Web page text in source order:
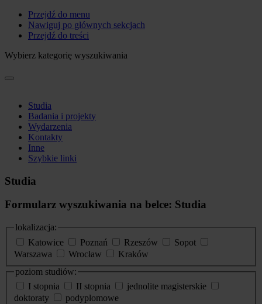
Przejdź do menu
Nawiguj po głównych sekcjach
Przejdź do treści
Wybierz kategorię wyszukiwania
Studia
Badania i projekty
Wydarzenia
Kontakty
Inne
Szybkie linki
Studia
Formularz wyszukiwania na belce: Studia
lokalizacja:
Katowice
Poznań Rzeszów
Sopot
Warszawa
Wrocław
Kraków
poziom studiów:
I stopnia
II stopnia
jednolite magisterskie
doktoraty
podyplomowe